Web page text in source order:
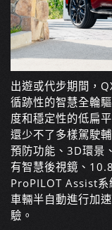
出遊或代步期間，
循跡性的智慧全輪
度和穩定性的低扁
還少不了多樣駕駛
預防功能、3D環景
有智慧後視鏡、
ProPILOT Assist系
車輛半自動進行加
驗。